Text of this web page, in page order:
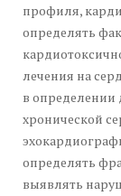
профиля,
определять
лечения на
в
хронической
определять
выявлять